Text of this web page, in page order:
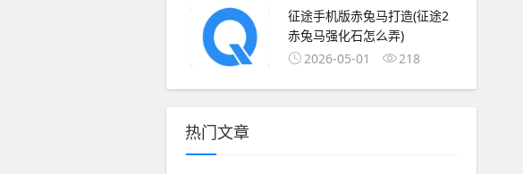
征途手机版赤兔马打造(征途2
赤兔马强化石怎么弄)
2026-05-01
218
热门文章